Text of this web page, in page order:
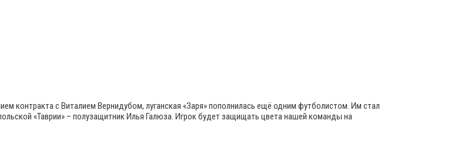
контракта с Виталием Вернидубом, луганская «Заря» пополнилась ещё одним футболистом. Им стал
«Таврии» – полузащитник Илья Галюза. Игрок будет защищать цвета нашей команды на